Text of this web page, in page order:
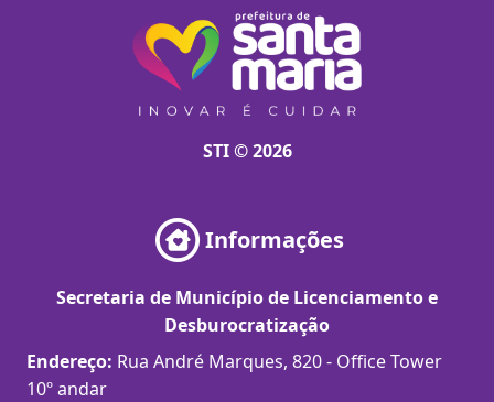
STI © 2026
Informações
Secretaria de Município de Licenciamento e
Desburocratização
Endereço: Rua André Marques, 820 - Office Tower
10º andar